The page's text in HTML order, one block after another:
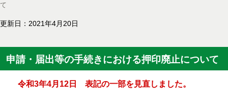
て
更新日：2021年4月20日
申請・届出等の手続きにおける押印廃止について
令和3年4月12日 表記の一部を見直しました。